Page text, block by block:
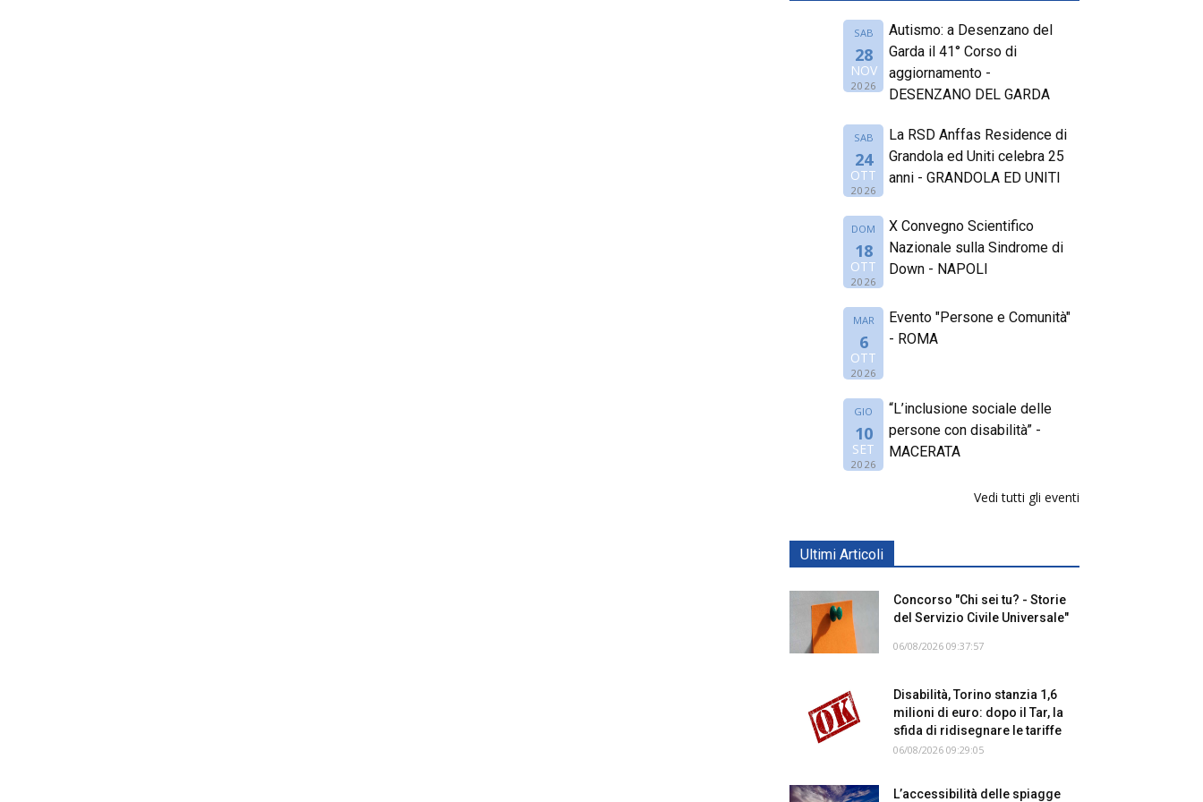
SAB
28
NOV
2026
Autismo: a Desenzano del
Garda il 41° Corso di
aggiornamento -
DESENZANO DEL GARDA
SAB
24
OTT
2026
La RSD Anffas Residence di
Grandola ed Uniti celebra 25
anni - GRANDOLA ED UNITI
DOM
18
OTT
2026
X Convegno Scientifico
Nazionale sulla Sindrome di
Down - NAPOLI
MAR
6
OTT
2026
Evento "Persone e Comunità"
- ROMA
GIO
10
SET
2026
“L’inclusione sociale delle
persone con disabilità” -
MACERATA
Vedi tutti gli eventi
Ultimi Articoli
Concorso "Chi sei tu? - Storie
del Servizio Civile Universale"
06/08/2026 09:37:57
Disabilità, Torino stanzia 1,6
milioni di euro: dopo il Tar, la
sfida di ridisegnare le tariffe
06/08/2026 09:29:05
L’accessibilità delle spiagge